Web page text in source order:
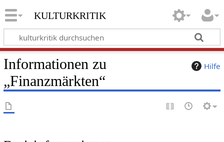
kulturkritik
Hilfe
Informationen zu
„Finanzmärkten“